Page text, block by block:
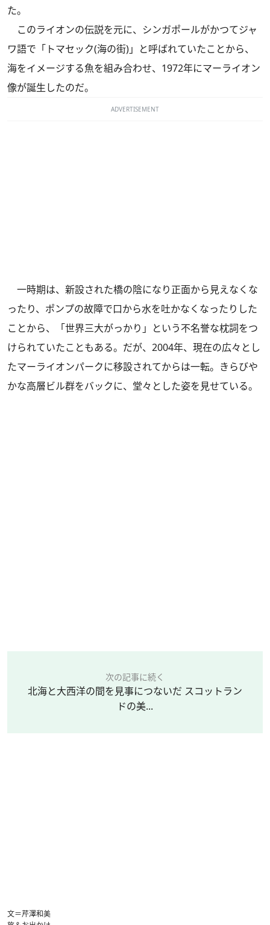
た。
このライオンの伝説を元に、シンガポールがかつてジャ
ワ語で「トマセック(海の街)」と呼ばれていたことから、
海をイメージする魚を組み合わせ、1972年にマーライオン
像が誕生したのだ。
ADVERTISEMENT
一時期は、新設された橋の陰になり正面から見えなくな
ったり、ポンプの故障で口から水を吐かなくなったりした
ことから、「世界三大がっかり」という不名誉な枕詞をつ
けられていたこともある。だが、2004年、現在の広々とし
たマーライオンパークに移設されてからは一転。きらびや
かな高層ビル群をバックに、堂々とした姿を見せている。
次の記事に続く
北海と大西洋の間を見事につないだ スコットラン
ドの美...
文＝芹澤和美